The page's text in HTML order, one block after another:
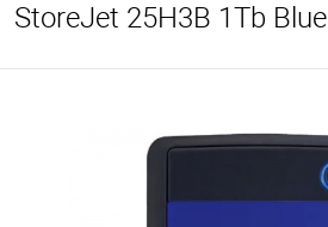
StoreJet 25H3B 1Tb Blue